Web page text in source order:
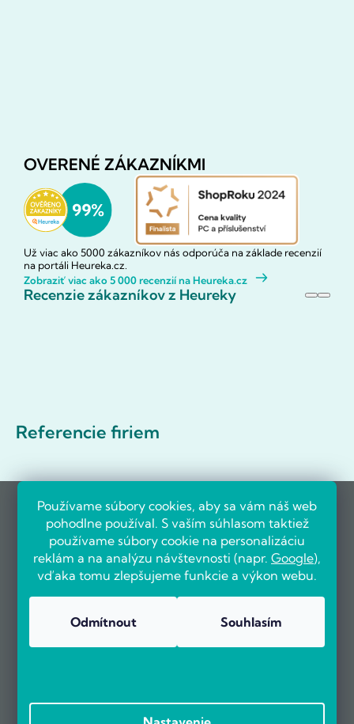
Používame súbory cookies, aby sa vám náš web
pohodlne používal. S vaším súhlasom taktiež
používame súbory cookie na personalizáciu
reklám a na analýzu návštevnosti (napr. Google),
vďaka tomu zlepšujeme funkcie a výkon webu.
Odmítnout Souhlasím
OVERENÉ ZÁKAZNÍKMI
Už viac ako 5000 zákazníkov nás odporúča na základe recenzií
na portáli Heureka.cz.
Zobraziť viac ako 5 000 recenzií na Heureka.cz
Recenzie zákazníkov z Heureky
Referencie firiem